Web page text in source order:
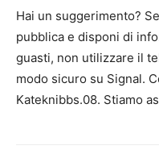
Hai un suggerimento?
pubblica e disponi di
guasti, non utilizzare il
modo sicuro su Signal.
Kateknibbs.08. Stiamo